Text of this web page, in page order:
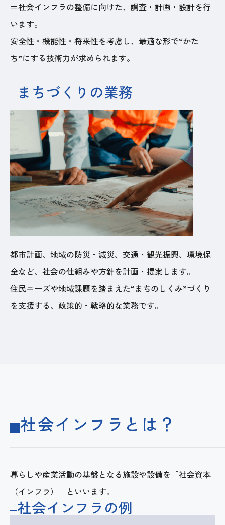
＝社会インフラの整備に向けた、調査・計画・設計を行
います。
安全性・機能性・将来性を考慮し、最適な形で“かた
ち”にする技術力が求められます。
まちづくりの業務
都市計画、地域の防災・減災、交通・観光振興、環境保
全など、社会の仕組みや方針を計画・提案します。
住民ニーズや地域課題を踏まえた“まちのしくみ”づくり
を支援する、政策的・戦略的な業務です。
社会インフラとは？
暮らしや産業活動の基盤となる施設や設備を「社会資本
（インフラ）」といいます。
社会インフラの例